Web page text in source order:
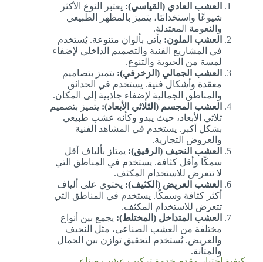
العشب العادي (القياسي): يعتبر النوع الأكثر
شيوعًا واستخدامًا، يتميز بالمظهر الطبيعي
والنعومة المعتدلة.
العشب الملون: يأتي بألوان متنوعة. يُستخدم
في المشاريع الفنية والتصميم الداخلي لإضفاء
لمسة من الحيوية والتنوع.
العشب الجمالي (الزخرفي): يتميز بتصاميم
معقدة وأشكال فنية. يستخدم في الحدائق
والمناطق الجمالية لإضفاء جاذبية إلى المكان.
العشب المجسم (الثلاثي الأبعاد): يتميز بتصميم
ثلاثي الأبعاد، حيث يبدو وكأنه عشب طبيعي
بشكل أكبر. يستخدم في المشاهد الفنية
والعروض التجارية.
العشب النحيف (الرقيق): يمتاز بألياف أقل
سمكًا وأقل كثافة. يستخدم في المناطق التي
لا تتعرض للاستخدام المكثف.
العشب العريض (الكثيف): يحتوي على ألياف
أكثر كثافة وسمكًا. يستخدم في المناطق التي
تتعرض للاستخدام المكثف.
العشب المتداخل (المختلط): يجمع بين أنواع
مختلفة من العشب الصناعي، مثل النحيف
والعريض. يُستخدم لتحقيق توازن بين الجمال
والمتانة.